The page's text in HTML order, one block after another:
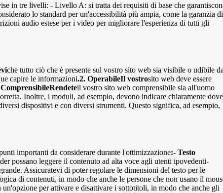
in tre livelli: - Livello A: si tratta dei requisiti di base che
lo standard per un'accessibilità più ampia, come la garanzia di
audio estese per i video per migliorare l'esperienza di tutti gli
che tutto ciò che è presente sul vostro sito web sia visibile o udibile
capire le informazioni.2. OperabileIl vostrosito web deve essere
il vostro sito web comprensibile sia all'uomo
Inoltre, i moduli, ad esempio, devono indicare chiaramente dove
dispositivi e con diversi strumenti. Questo significa, ad esempio,
importanti da considerare durante l'ottimizzazione:- Testo
possano leggere il contenuto ad alta voce agli utenti ipovedenti-
Assicuratevi di poter regolare le dimensioni del testo per le
di contenuti, in modo che anche le persone che non usano il
per attivare e disattivare i sottotitoli, in modo che anche gli